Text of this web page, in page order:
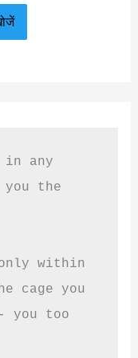
any
the
within
cage you
you too